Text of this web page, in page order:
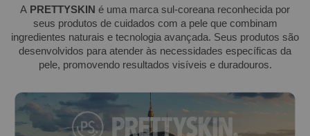
A PRETTYSKIN é uma marca sul-coreana reconhecida por
seus produtos de cuidados com a pele que combinam
ingredientes naturais e tecnologia avançada. Seus produtos são
desenvolvidos para atender às necessidades específicas da
pele, promovendo resultados visíveis e duradouros.